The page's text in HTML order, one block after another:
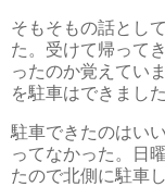
そもそもの話とし
た。受けて帰って
ったのか覚えてい
を駐車はできました
駐車できたのはい
ってなかった。日
たので北側に駐車